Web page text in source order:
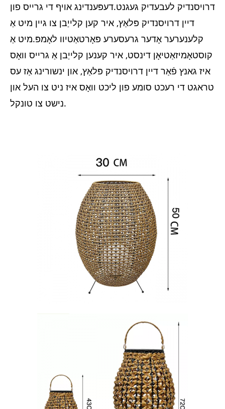
דרויסנדיק לעבעדיק געגנט.דעפּענדינג אויף די גרייס פון
דיין דרויסנדיק פּלאַץ, איר קען קלייַבן צו גיין מיט אַ
קלענערער אָדער גרעסערע פּאָרטאַטיוו לאָמפּ.מיט אַ
קוסטאָמיזאַטיאָן דינסט, איר קענען קלייַבן אַ גרייס וואָס
איז גאנץ פֿאַר דיין דרויסנדיק פּלאַץ, און ינשורינג אַז עס
טראגט די רעכט סומע פון ​​ליכט וואָס איז ניט צו העל און
נישט צו טונקל.